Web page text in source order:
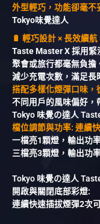
外型輕巧，功能卻毫不
Tokyo味覺達人
🔋 輕巧設計 × 長效續
Taste Master X 採用緊
聚會或旅行都毫無負擔
減少充電次數，滿足長
搭配多樣化煙彈口味，
不同用戶的風味偏好，
Tokyo 味覺の達人
檔位調節與功率: 連續
一檔亮1顆燈，輸出
三檔亮3顆燈，輸出
Tokyo 味覺の達人
開啟與關閉底部彩燈:
連續快速插拔煙彈2次